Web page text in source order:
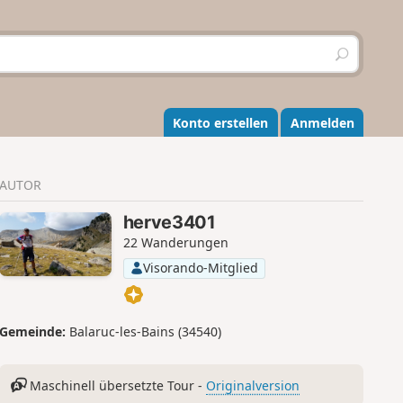
S
u
h
e
n
Konto erstellen Anmelden
AUTOR
herve3401
22 Wanderungen
Visorando-Mitglied
Gemeinde: Balaruc-les-Bains (34540)
Maschinell übersetzte Tour - Originalversion